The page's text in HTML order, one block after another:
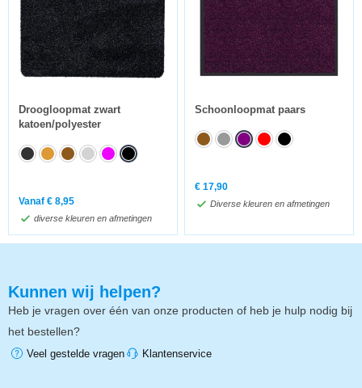
Droogloopmat zwart
katoen/polyester
Vanaf € 8,95
diverse kleuren en afmetingen
Schoonloopmat paars
€ 17,90
Diverse kleuren en afmetingen
Kunnen wij helpen?
Heb je vragen over één van onze producten of heb je hulp nodig bij
het bestellen?
Veel gestelde vragen Klantenservice